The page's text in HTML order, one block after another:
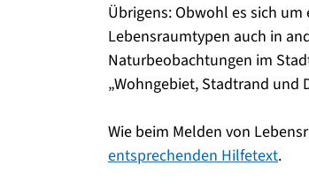
Übrigens: Obwohl es sich
Lebensraumtypen auch in
Naturbeobachtungen im
„Wohngebiet, Stadtrand und
Wie beim Melden von
entsprechenden Hilfetext.